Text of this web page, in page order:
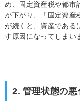
め、固定資産税や都市
が下がり、「固定資産
が続くと、資産である
す原因になってしまい
2. 管理状態の悪